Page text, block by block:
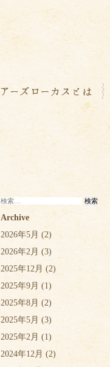
検
索:
Archive
2026年5月 (2)
2026年2月 (3)
2025年12月 (2)
2025年9月 (1)
2025年8月 (2)
2025年5月 (3)
2025年2月 (1)
2024年12月 (2)